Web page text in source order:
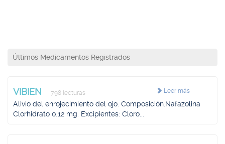
Últimos Medicamentos Registrados
Leer más
VIBIEN 798 lecturas
Alivio del enrojecimiento del ojo. Composición.Nafazolina
Clorhidrato 0,12 mg. Excipientes: Cloro...